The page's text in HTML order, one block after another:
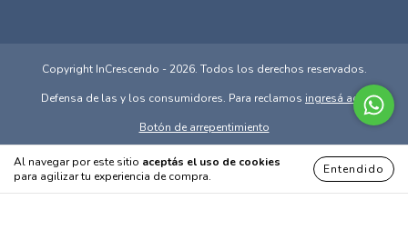
Al navegar por este sitio aceptás el uso de cookies
para agilizar tu experiencia de compra.
Entendido
Copyright InCrescendo - 2026. Todos los derechos reservados.
Defensa de las y los consumidores. Para reclamos ingresá acá.
Botón de arrepentimiento